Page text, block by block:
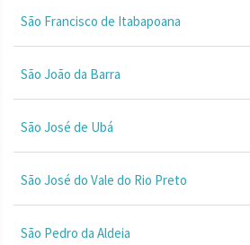
São Francisco de Itabapoana
São João da Barra
São José de Ubá
São José do Vale do Rio Preto
São Pedro da Aldeia